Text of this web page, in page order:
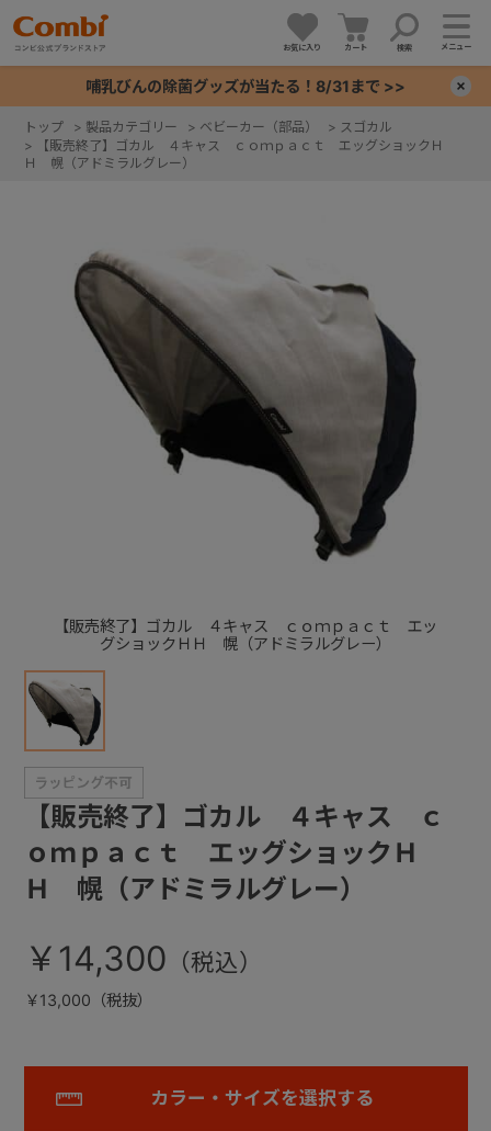
お気に入り カート 検索 メニュー
哺乳びんの除菌グッズが当たる！8/31まで >>
トップ > 製品カテゴリー > ベビーカー（部品） > スゴカル
>
【販売終了】ゴカル ４キャス ｃｏｍｐａｃｔ エッグショックＨ
Ｈ 幌（アドミラルグレー）
【販売終了】ゴカル ４キャス ｃｏｍｐａｃｔ エッ
グショックＨＨ 幌（アドミラルグレー）
【販売終了】ゴカル ４キャス ｃ
ｏｍｐａｃｔ エッグショックＨ
Ｈ 幌（アドミラルグレー）
￥14,300
￥13,000（税抜）
カラー・サイズを選択する